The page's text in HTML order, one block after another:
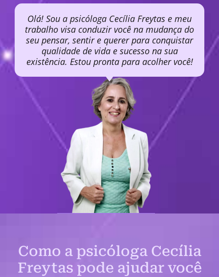
Olá! Sou a psicóloga Cecília Freytas e meu
trabalho visa conduzir você na mudança do
seu pensar, sentir e querer para conquistar
qualidade de vida e sucesso na sua
existência. Estou pronta para acolher você!
Como a psicóloga Cecília
Freytas pode ajudar você